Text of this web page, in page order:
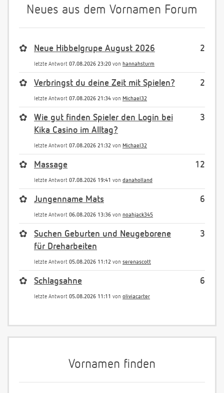
Neues aus dem Vornamen Forum
2
✿ Neue Hibbelgrupe August 2026
letzte Antwort 07.08.2026 23:20 von hannahsturm
2
✿ Verbringst du deine Zeit mit Spielen?
letzte Antwort 07.08.2026 21:34 von Michael32
3
✿
Wie gut finden Spieler den Login bei
Kika Casino im Alltag?
letzte Antwort 07.08.2026 21:32 von Michael32
12
✿ Massage
letzte Antwort 07.08.2026 19:41 von danaholland
6
✿ Jungenname Mats
letzte Antwort 06.08.2026 13:36 von noahjack345
3
✿
Suchen Geburten und Neugeborene
für Dreharbeiten
letzte Antwort 05.08.2026 11:12 von serenascott
6
✿ Schlagsahne
letzte Antwort 05.08.2026 11:11 von oliviacarter
Vornamen finden